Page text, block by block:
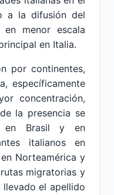
a la difusión del
en menor escala
en Italia.
por continentes,
específicamente
concentración,
la presencia se
en Brasil y en
italianos en
Norteamérica y
migratorias y
llevado el apellido